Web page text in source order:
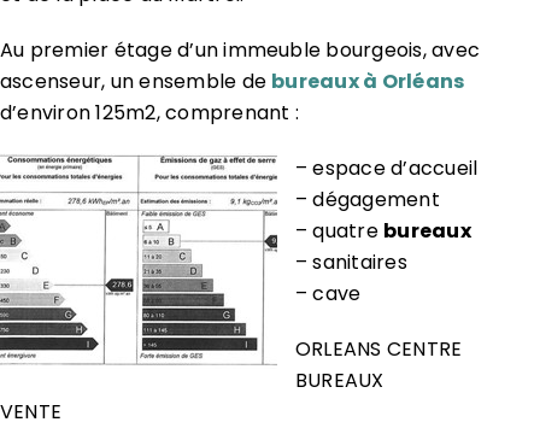
Au premier étage d’un immeuble bourgeois, avec
ascenseur, un ensemble de bureaux à Orléans
d’environ 125m2, comprenant :
– espace d’accueil
– dégagement
– quatre bureaux
– sanitaires
– cave
ORLEANS CENTRE
BUREAUX
VENTE